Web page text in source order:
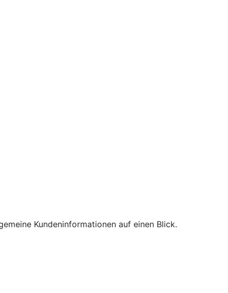
Kundeninformationen auf einen Blick.